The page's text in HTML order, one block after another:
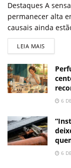
Destaques A
permanecer alta
causais ainda
LEIA MAIS
6
6